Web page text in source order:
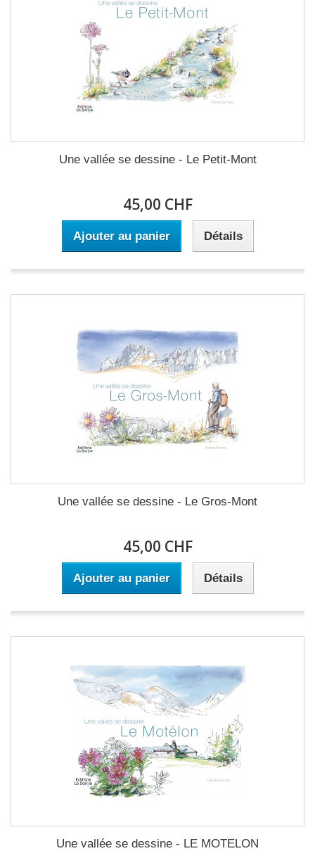
Une vallée se dessine - Le Petit-Mont
45,00 CHF
Ajouter au panier Détails
Une vallée se dessine - Le Gros-Mont
45,00 CHF
Ajouter au panier Détails
Une vallée se dessine - LE MOTELON